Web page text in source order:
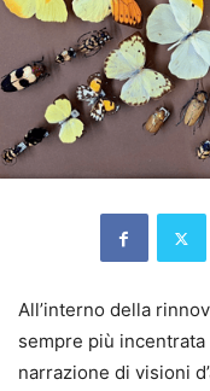
All’interno della
sempre più
narrazione di visioni